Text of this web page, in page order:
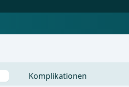
Komplikationen